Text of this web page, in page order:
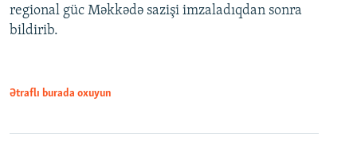
regional güc Məkkədə sazişi imzaladıqdan sonra
bildirib.
Ətraflı burada oxuyun